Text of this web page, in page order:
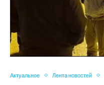
Актуальное Лента новостей